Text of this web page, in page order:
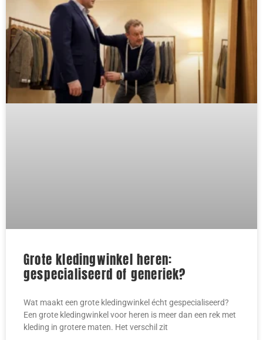
Grote kledingwinkel heren:
gespecialiseerd of generiek?
Wat maakt een grote kledingwinkel écht gespecialiseerd?
Een grote kledingwinkel voor heren is meer dan een rek met
kleding in grotere maten. Het verschil zit